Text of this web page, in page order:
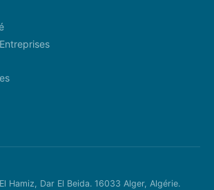
Hamiz, Dar El Beida. 16033 Alger, Algérie.